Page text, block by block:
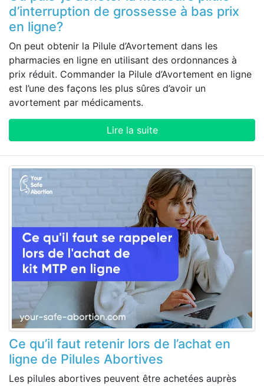
d’interruption de grossesse à bas prix
en ligne?
On peut obtenir la Pilule d’Avortement dans les
pharmacies en ligne en utilisant des ordonnances à
prix réduit. Commander la Pilule d’Avortement en ligne
est l’une des façons les plus sûres d’avoir un
avortement par médicaments.
Lire la suite
Ce qu’il faut retenir lors de l’achat en
ligne de Pilules Abortives
Les pilules abortives peuvent être achetées auprès